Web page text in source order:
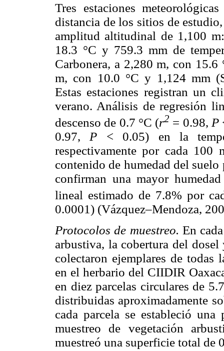
Tres estaciones
distancia de los sitios de
amplitud altitudinal de 1,100
18.3 °C y 759.3 mm de
Carbonera, a 2,280 m, con
m, con 10.0 °C y 1,124 mm
Estas estaciones registran un
verano. Análisis de regresión
descenso de 0.7 °C (r2 = 0.98, P
0.97, P < 0.05) en la
respectivamente por cada
contenido de humedad del
confirman una mayor
lineal estimado de 7.8% por
0.0001) (Vázquez–Mendoza,
Protocolos de muestreo. En
arbustiva, la cobertura del
colectaron ejemplares de todas
en el herbario del CIIDIR
en diez parcelas circulares de
distribuidas aproximadamente
cada parcela se estableció
muestreo de vegetación
muestreó una superficie total de